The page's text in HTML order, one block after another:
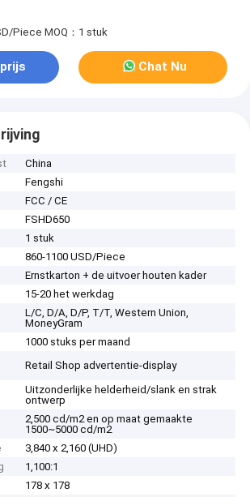
Piece MOQ：1 stuk
Chat Nu
China
Fengshi
FCC / CE
FSHD650
1 stuk
860-1100 USD/Piece
Ernstkarton + de uitvoer houten kader
15-20 het werkdag
L/C, D/A, D/P, T/T, Western Union,
MoneyGram
1000 stuks per maand
Retail Shop advertentie-display
Uitzonderlijke helderheid/slank en strak
ontwerp
2,500 cd/m2 en op maat gemaakte
1500~5000 cd/m2
3,840 x 2,160 (UHD)
1,100:1
178 x 178